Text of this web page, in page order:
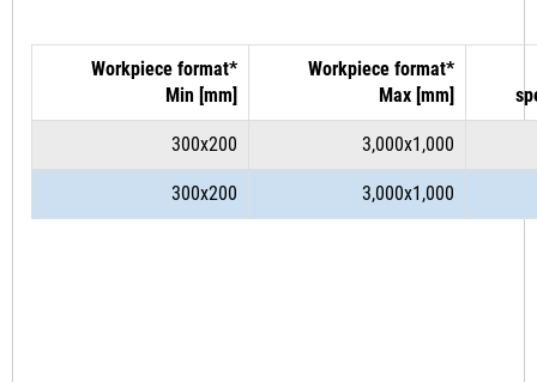
Workpiece format*
Min [mm]
Workpiece format*
Max [mm]
300x200 3,000x1,000
300x200 3,000x1,000